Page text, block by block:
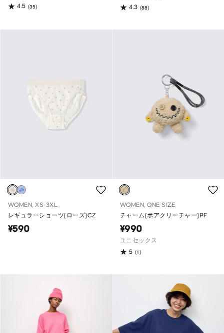
4.5 (35)
4.3 (88)
WOMEN, XS-3XL
レギュラーショーツ(ローズ)CZ
¥590
WOMEN, ONE SIZE
チャーム(ボアクリーチャー)PF
¥990
ユニセックス
5 (1)